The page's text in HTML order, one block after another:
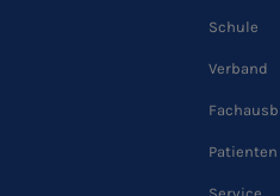
Schule
Verband
Patienten